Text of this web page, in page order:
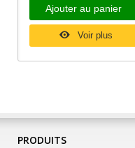
Ajouter au panier
Voir plus
PRODUITS